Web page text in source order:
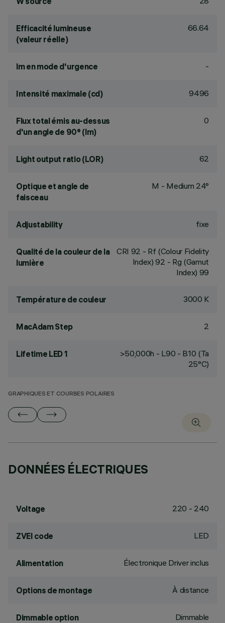
Efficacité lumineuse
(valeur réelle)
66.64
lm en mode d'urgence -
Intensité maximale (cd) 9496
Flux total émis au-dessus
d'un angle de 90° (lm)
0
Light output ratio (LOR) 62
Optique et angle de
faisceau
M - Medium 24°
Adjustability fixe
Qualité de la couleur de la
lumière
CRI 92 - Rf (Colour Fidelity
Index) 92 - Rg (Gamut
Index) 99
Température de couleur 3000 K
MacAdam Step 2
Lifetime LED 1
>50,000h - L90 - B10 (Ta
25°C)
GRAPHIQUES ET COURBES POLAIRES
DONNÉES ÉLECTRIQUES
Voltage 220 - 240
ZVEI code LED
Alimentation Électronique Driver inclus
Options de montage À distance
Dimmable option Dimmable